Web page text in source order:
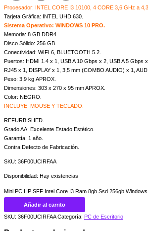
Procesador: INTEL CORE I3 10100, 4 CORE 3,6 GHz a
Tarjeta Gráfica: INTEL UHD 630.
Sistema Operativo: WINDOWS 10 PRO.
Memoria: 8 GB DDR4.
Disco Sólido: 256 GB.
Conectividad: WIFI 6, BLUETOOTH 5.2.
Puertos: HDMI 1.4 x 1, USB A 10 Gbps x 2, USB A 5 Gbps
RJ45 x 1, DISPLAY x 1, 3,5 mm (COMBO AUDIO) x 1,
Peso: 3,9 kg APROX.
Dimensiones: 303 x 270 x 95 mm APROX.
Color: NEGRO.
INCLUYE: MOUSE Y TECLADO.
REFURBISHED.
Grado AA: Excelente Estado Estético.
Garantía: 1 año.
Contra Defecto de Fabricación.
SKU: 36F00UCIRFAA
Disponibilidad: Hay existencias
Mini PC HP SFF Intel Core I3 Ram 8gb Ssd 256gb
Añadir al carrito
SKU: 36F00UCIRFAA Categoría: PC de Escritorio